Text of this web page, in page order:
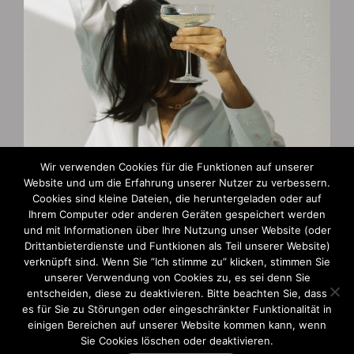
Zahlungsarten
AGB und Widerruf
Impressum
Datenschutzerklärung
Wir verwenden Cookies für die Funktionen auf unserer
Website und um die Erfahrung unserer Nutzer zu verbessern.
Cookies sind kleine Dateien, die heruntergeladen oder auf
Ihrem Computer oder anderen Geräten gespeichert werden
und mit Informationen über Ihre Nutzung unser Website (oder
Drittanbieterdienste und Funtkionen als Teil unserer Website)
verknüpft sind. Wenn Sie ”Ich stimme zu” klicken, stimmen Sie
unserer Verwendung von Cookies zu, es sei denn Sie
entscheiden, diese zu deaktivieren. Bitte beachten Sie, dass
es für Sie zu Störungen oder eingeschränkter Funktionalität in
einigen Bereichen auf unserer Website kommen kann, wenn
Sie Cookies löschen oder deaktivieren.